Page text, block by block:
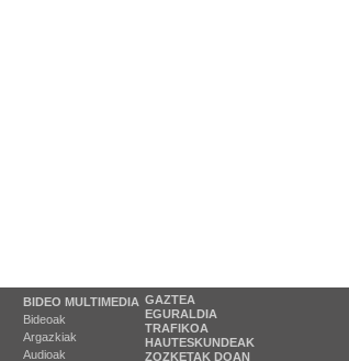
BIDEO MULTIMEDIA
Bideoak
Argazkiak
Audioak
GAZTEA
EGURALDIA
TRAFIKOA
HAUTESKUNDEAK
ZOZKETAK DOAN